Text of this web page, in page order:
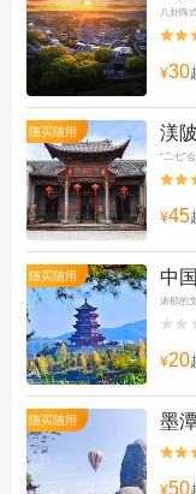
八卦阵
¥30
随买随用 渼
“二七”
¥45
随买随用 中
浓郁的
¥20
随买随用 墨
¥50